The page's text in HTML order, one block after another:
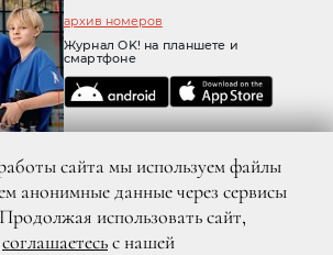
архив номеров
Журнал OK! на планшете и
смартфоне
сайта мы используем файлы
анонимные данные через сервисы
использовать сайт,
соглашаетесьс нашей